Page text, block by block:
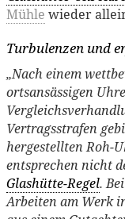
Mühle wieder
Turbulenzen und
„Nach einem
ortsansässigen
Vertragsstrafen
hergestellten Roh-
entsprechen nicht
Glashütte-Regel.
Arbeiten am Werk